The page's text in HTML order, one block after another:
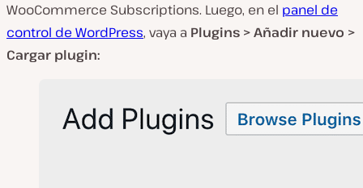
WooCommerce Subscriptions. Luego, en el panel de
control de WordPress, vaya a Plugins > Añadir nuevo >
Cargar plugin: